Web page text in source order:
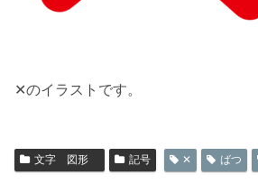
✕のイラストです。
文字 図形 記号 ✕ ばつ